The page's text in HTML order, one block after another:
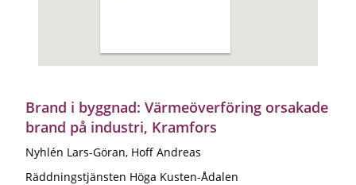
Brand i byggnad: Värmeöverföring orsakade
brand på industri, Kramfors
Nyhlén Lars-Göran, Hoff Andreas
Räddningstjänsten Höga Kusten-Ådalen